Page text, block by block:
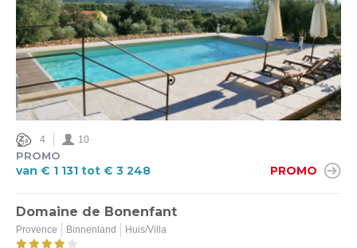
4 10
PROMO
van € 1 131 tot € 3 248 PROMO
Domaine de Bonenfant
Provence Binnenland Huis/Villa